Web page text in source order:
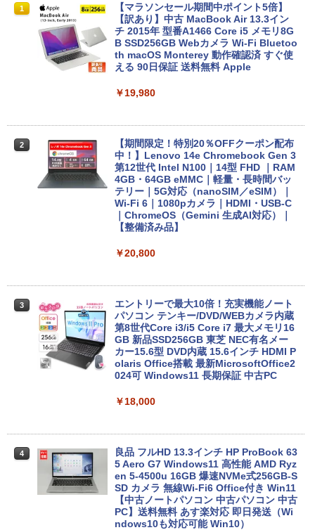
1
【マラソンセール期間中ポイント5倍】
【訳あり】中古 MacBook Air 13.3イン
チ 2015年 型番A1466 Core i5 メモリ8G
B SSD256GB Webカメラ Wi-Fi Bluetoo
th macOS Monterey 動作確認済 すぐ使
える 90日保証 送料無料 Apple
￥19,980
2
【期間限定！特別20％OFFクーポン配布
中！】Lenovo 14e Chromebook Gen 3
第12世代 Intel N100｜14型 FHD ｜RAM
4GB・64GB eMMC｜軽量・長時間バッ
テリー｜5G対応（nanoSIM／eSIM）｜
Wi-Fi 6｜1080pカメラ｜HDMI・USB-C
｜ChromeOS（Gemini 生成AI対応）｜
【整備済み品】
￥20,800
3
エントリーで最大10倍！充実機能ノート
パソコン テンキー/DVD/WEBカメラ内蔵
第8世代Core i3/i5 Core i7 最大メモリ16
GB 新品SSD256GB 東芝 NEC有名メー
カー15.6型 DVD内蔵 15.6インチ HDMI P
olaris Office搭載 最新MicrosoftOffice2
024可 Windows11 長期保証 中古PC
￥18,000
4
良品 フルHD 13.3インチ HP ProBook 63
5 Aero G7 Windows11 高性能 AMD Ryz
en 5-4500u 16GB 爆速NVMe式256GB-S
SD カメラ 無線Wi-Fi6 Office付き Win11
【中古ノートパソコン 中古パソコン 中古
PC】送料無料 あす楽対応 即日発送（Wi
ndows10も対応可能 Win10）